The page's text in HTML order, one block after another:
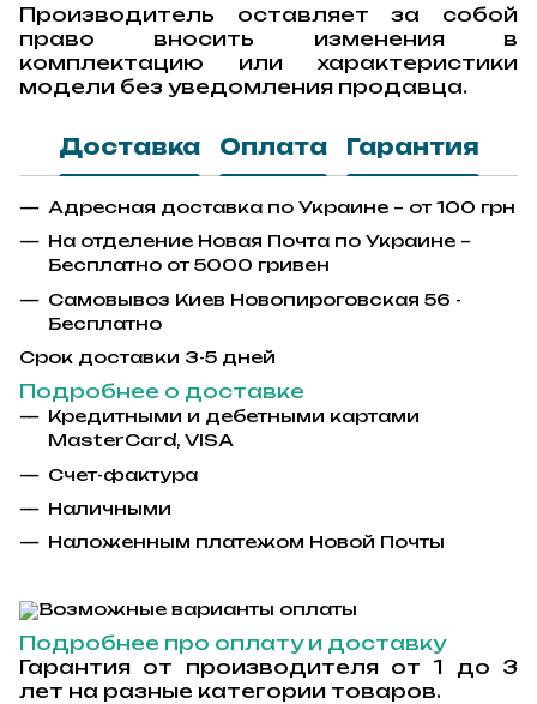
Производитель оставляет за собой
право вносить изменения в
комплектацию или характеристики
модели без уведомления продавца.
Доставка Оплата Гарантия
Адресная доставка по Украине – от 100 грн
На отделение Новая Почта по Украине –
Бесплатно от 5000 гривен
Самовывоз Киев Новопироговская 56 -
Бесплатно
Срок доставки 3-5 дней
Подробнее о доставке
Кредитными и дебетными картами
MasterCard, VISA
Счет-фактура
Наличными
Наложенным платежом Новой Почты
Подробнее про оплату и доставку
Гарантия от производителя от 1 до 3
лет на разные категории товаров.